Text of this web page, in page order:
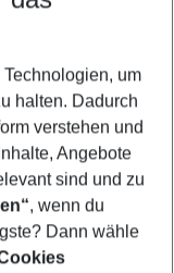
um
halten. Dadurch
verstehen und
Angebote
sind und zu
, wenn du
Dann wähle